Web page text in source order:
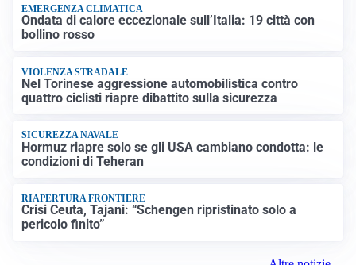
EMERGENZA CLIMATICA
Ondata di calore eccezionale sull’Italia: 19 città con
bollino rosso
VIOLENZA STRADALE
Nel Torinese aggressione automobilistica contro
quattro ciclisti riapre dibattito sulla sicurezza
SICUREZZA NAVALE
Hormuz riapre solo se gli USA cambiano condotta: le
condizioni di Teheran
RIAPERTURA FRONTIERE
Crisi Ceuta, Tajani: “Schengen ripristinato solo a
pericolo finito”